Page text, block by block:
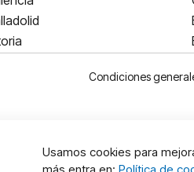
Condiciones
Usamos cookies para